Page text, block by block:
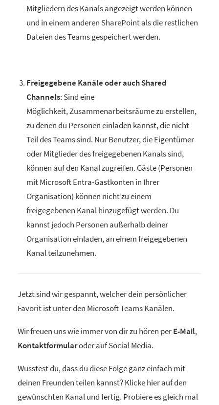
Mitgliedern des Kanals angezeigt werden können
und in einem anderen SharePoint als die restlichen
Dateien des Teams gespeichert werden.
Freigegebene Kanäle oder auch Shared
Channels: Sind eine
Möglichkeit, Zusammenarbeitsräume zu erstellen,
zu denen du Personen einladen kannst, die nicht
Teil des Teams sind. Nur Benutzer, die Eigentümer
oder Mitglieder des freigegebenen Kanals sind,
können auf den Kanal zugreifen. Gäste (Personen
mit Microsoft Entra-Gastkonten in Ihrer
Organisation) können nicht zu einem
freigegebenen Kanal hinzugefügt werden. Du
kannst jedoch Personen außerhalb deiner
Organisation einladen, an einem freigegebenen
Kanal teilzunehmen.
Jetzt sind wir gespannt, welcher dein persönlicher
Favorit ist unter den Microsoft Teams Kanälen.
Wir freuen uns wie immer von dir zu hören perE-Mail,
Kontaktformularoder auf Social Media.
Wusstest du, dass du diese Folge ganz einfach mit
deinen Freunden teilen kannst? Klicke hier auf den
gewünschten Kanal und fertig. Probiere es gleich mal